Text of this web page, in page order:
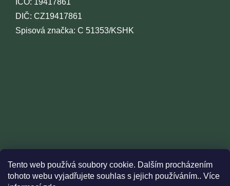
Tento web používá soubory cookie. Dalším procházením
tohoto webu vyjadřujete souhlas s jejich používáním.. Více
DIČ: CZ19417861
Spisová značka: C 51353/KSHK